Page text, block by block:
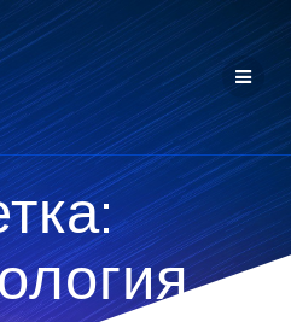
Перейти
к
контенту